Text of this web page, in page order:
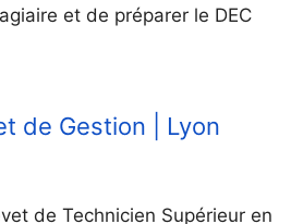
et de préparer le DEC
de Gestion | Lyon
de Technicien Supérieur en